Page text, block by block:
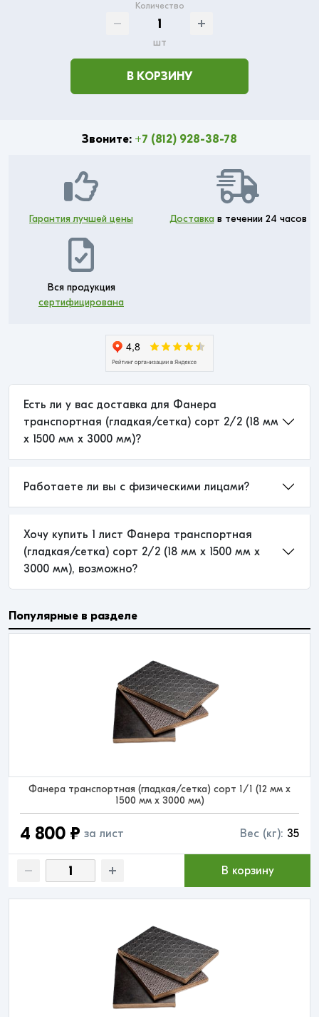
Количество
шт
В КОРЗИНУ
Звоните: +7 (812) 928-38-78
Гарантия лучшей цены Доставкав течении 24 часов
Вся продукция
сертифицирована
Есть ли у вас доставка для Фанера
транспортная (гладкая/сетка) сорт 2/2 (18 мм
x 1500 мм x 3000 мм)?
Работаете ли вы с физическими лицами?
Хочу купить 1 лист Фанера транспортная
(гладкая/сетка) сорт 2/2 (18 мм x 1500 мм x
3000 мм), возможно?
Популярные в разделе
Фанера транспортная (гладкая/сетка) сорт 1/1 (12 мм x
1500 мм x 3000 мм)
4 800 ₽ за лист Вес (кг): 35
В корзину